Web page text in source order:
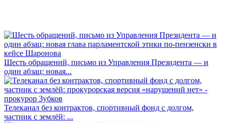
Шесть обращений, письмо из Управления Президента — и
один абзац: новая...
Телеканал без контрактов, спортивный фонд с долгом,
частник с землёй: ...